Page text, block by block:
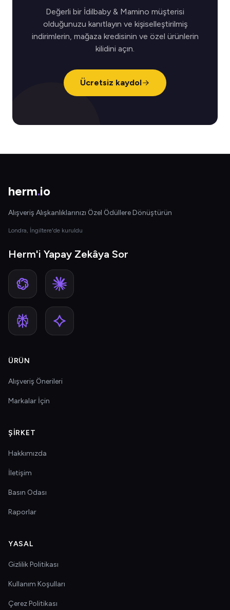
Değerli bir İdilbaby & Mamino müşterisi
olduğunuzu kanıtlayın ve kişiselleştirilmiş
indirimlerin, mağaza kredisinin ve özel ürünlerin
kilidini açın.
Ücretsiz kaydol
herm.io
Alışveriş Alışkanlıklarınızı Özel Ödüllere Dönüştürün
Londra, İngiltere'de kuruldu
Herm'i Yapay Zekâya Sor
ÜRÜN
Alışveriş Önerileri
Markalar İçin
ŞIRKET
Hakkımızda
İletişim
Basın Odası
Raporlar
YASAL
Gizlilik Politikası
Kullanım Koşulları
Çerez Politikası